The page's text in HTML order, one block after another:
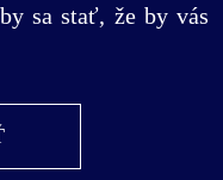
sa stať, že by vás